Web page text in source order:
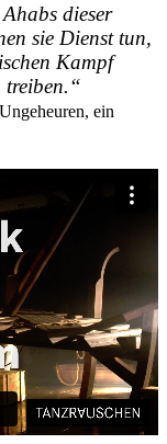
dieser
sie Dienst tun,
Kampf
treiben.“
ein